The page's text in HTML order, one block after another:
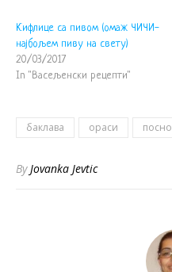
Кифлице са пивом (омаж ЧИЧИ-
најбољем пиву на свету)
20/03/2017
In "Васељенски рецепти"
баклава ораси посно
ByJovanka Jevtic